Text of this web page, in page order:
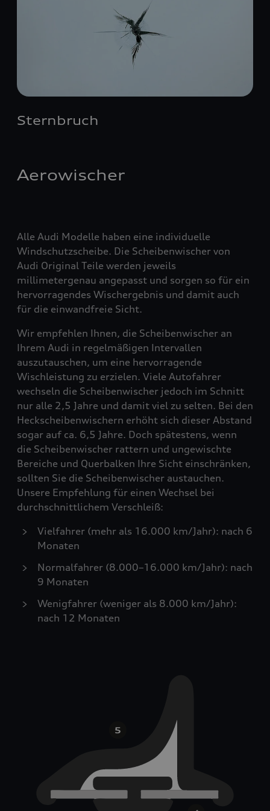
Sternbruch
Aerowischer
Alle Audi Modelle haben eine individuelle
Windschutzscheibe. Die Scheibenwischer von
Audi Original Teile werden jeweils
millimetergenau angepasst und sorgen so für ein
hervorragendes Wischergebnis und damit auch
für die einwandfreie Sicht.
Wir empfehlen Ihnen, die Scheibenwischer an
Ihrem Audi in regelmäßigen Intervallen
auszutauschen, um eine hervorragende
Wischleistung zu erzielen. Viele Autofahrer
wechseln die Scheibenwischer jedoch im Schnitt
nur alle 2,5 Jahre und damit viel zu selten. Bei den
Heckscheibenwischern erhöht sich dieser Abstand
sogar auf ca. 6,5 Jahre. Doch spätestens, wenn
die Scheibenwischer rattern und ungewischte
Bereiche und Querbalken Ihre Sicht einschränken,
sollten Sie die Scheibenwischer austauchen.
Unsere Empfehlung für einen Wechsel bei
durchschnittlichem Verschleiß:
Vielfahrer (mehr als 16.000 km/Jahr): nach 6
Monaten
Normalfahrer (8.000–16.000 km/Jahr): nach
9 Monaten
Wenigfahrer (weniger als 8.000 km/Jahr):
nach 12 Monaten